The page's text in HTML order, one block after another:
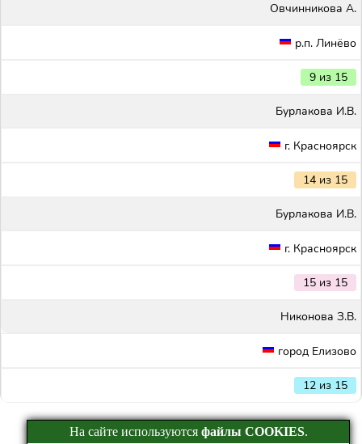
Овчинникова А.
р.п. Линёво
9 из 15
Бурлакова И.В.
г. Красноярск
14 из 15
Бурлакова И.В.
г. Красноярск
15 из 15
Никонова З.В.
город Елизово
12 из 15
На сайте используются файлы COOKIES.